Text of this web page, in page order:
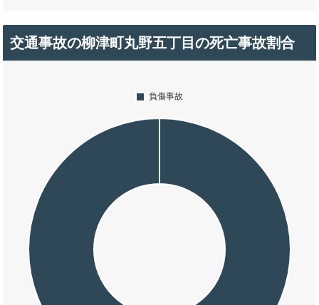
交通事故の柳津町丸野五丁目の死亡事故割合